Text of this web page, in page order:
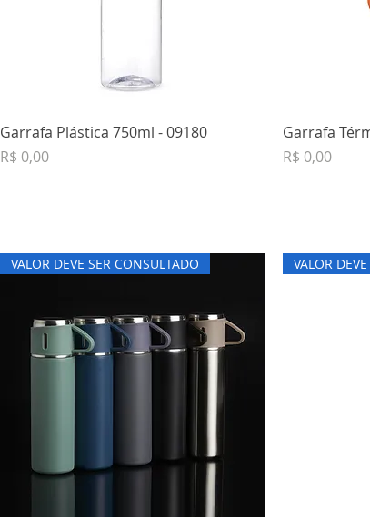
Garrafa Plástica 750ml - 09180
Preço
R$ 0,00
Garrafa
Preço
R$ 0,00
VALOR DEVE SER CONSULTADO VALOR